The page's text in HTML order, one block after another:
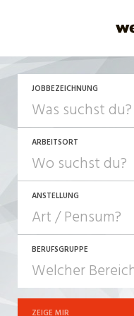
JOBBEZEICHNUNG
ARBEITSORT
ANSTELLUNG
JOB-TYP
Festanstellung
BERUFSGRUPPE
ZEIGE MIR